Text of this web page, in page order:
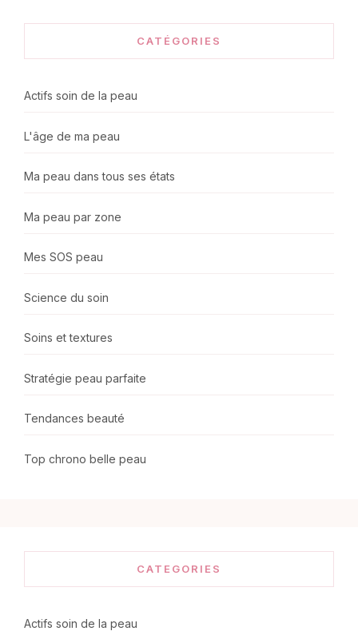
CATÉGORIES
Actifs soin de la peau
L'âge de ma peau
Ma peau dans tous ses états
Ma peau par zone
Mes SOS peau
Science du soin
Soins et textures
Stratégie peau parfaite
Tendances beauté
Top chrono belle peau
CATEGORIES
Actifs soin de la peau